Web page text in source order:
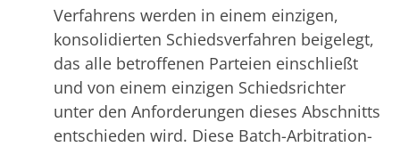
Verfahrens werden in einem einzigen,
konsolidierten Schiedsverfahren beigelegt,
das alle betroffenen Parteien einschließt
und von einem einzigen Schiedsrichter
unter den Anforderungen dieses Abschnitts
entschieden wird. Diese Batch-Arbitration-